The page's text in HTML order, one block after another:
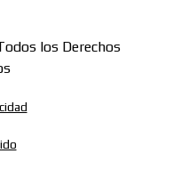
los Derechos